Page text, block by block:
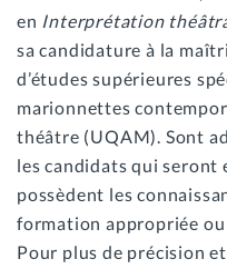
en Interprétation
sa candidature à la
d’études supérieures
marionnettes
théâtre (UQAM). Sont
les candidats qui seront
possèdent les
formation appropriée
Pour plus de précision